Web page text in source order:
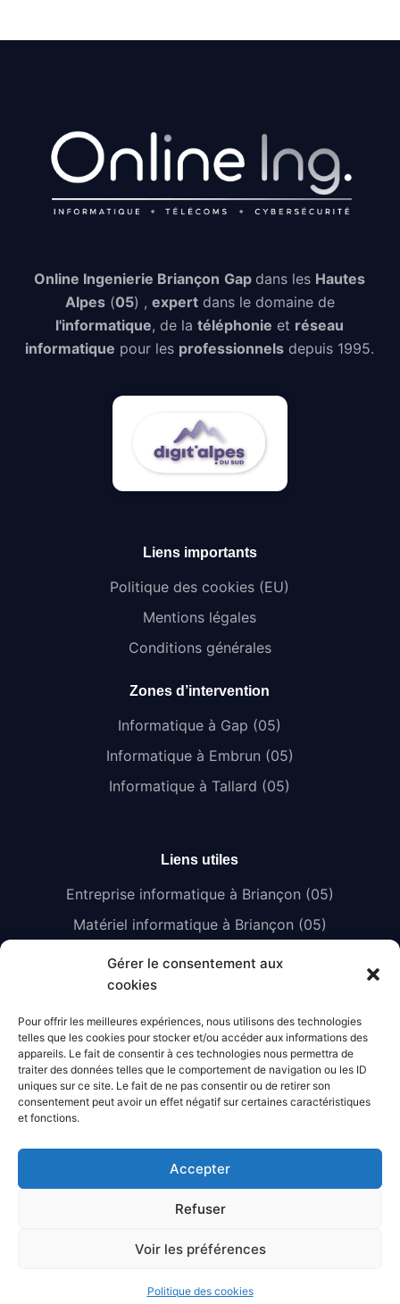
Gérer le consentement aux
cookies
Pour offrir les meilleures expériences, nous utilisons des technologies
telles que les cookies pour stocker et/ou accéder aux informations des
appareils. Le fait de consentir à ces technologies nous permettra de
traiter des données telles que le comportement de navigation ou les ID
uniques sur ce site. Le fait de ne pas consentir ou de retirer son
consentement peut avoir un effet négatif sur certaines caractéristiques
et fonctions.
Accepter
Refuser
Voir les préférences
Politique des cookies
Online Ingenierie Briançon Gap dans les Hautes
Alpes(05) , expertdans le domaine de
l'informatique, de latéléphonie et réseau
informatique pour les professionnels depuis 1995.
Liens importants
Politique des cookies (EU)
Mentions légales
Conditions générales
Zones d’intervention
Informatique à Gap (05)
Informatique à Embrun (05)
Informatique à Tallard (05)
Liens utiles
Entreprise informatique à Briançon (05)
Matériel informatique à Briançon (05)
Téléphonie sur IP à Briançon (05)
Réseau informatique à Briançon (05)
Sécurité informatique à Briançon (05)
Opérateur télécom à Briançon (05)
Cloud privé souverain & datacenter
Horaires d'ouverture
Service client disponible du lundi au vendredi de
9H00 à 17H30.
Copyright © 2026 -ISISCOM Groupe